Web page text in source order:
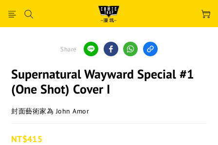
Share
Supernatural Wayward Special #1
(One Shot) Cover I
封面藝術家為 John Amor
NT$415